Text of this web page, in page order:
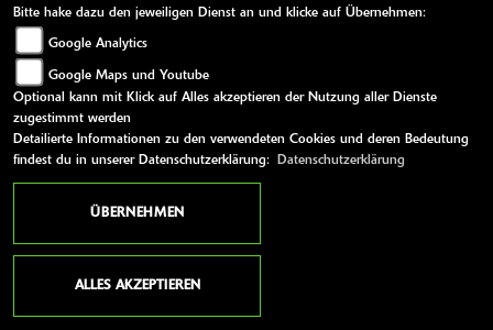
ZELLER MOTORSHOP
An der Stadtbahn 3
76547 Sinzheim
Deutschland
Bitte hake dazu den jeweiligen Dienst an und klicke auf Übernehmen:
Google Analytics
Google Maps und Youtube
Optional kann mit Klick auf Alles akzeptieren der Nutzung aller Dienste
zugestimmt werden
Detailierte Informationen zu den verwendeten Cookies und deren Bedeutung
findest du in unserer Datenschutzerklärung:
Datenschutzerklärung
ÜBERNEHMEN
ALLES AKZEPTIEREN